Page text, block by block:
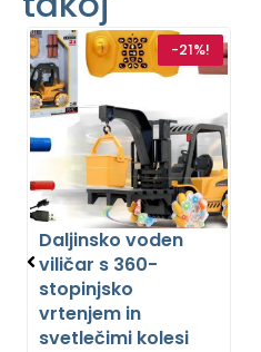
-21%!
Daljinsko voden
viličar s 360-
stopinjsko
vrtenjem in
svetlečimi kolesi